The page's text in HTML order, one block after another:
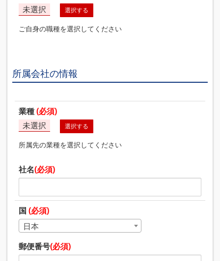
未選択
選択する
ご自身の職種を選択してください
所属会社の情報
業種(必須)
未選択
選択する
所属先の業種を選択してください
社名(必須)
国 (必須)
日本
郵便番号(必須)